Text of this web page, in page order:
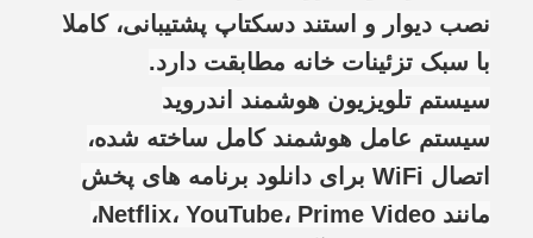
نصب دیوار و استند دسکتاپ پشتیبانی، کاملا
با سبک تزئینات خانه مطابقت دارد.
سیستم تلویزیون هوشمند اندروید
سیستم عامل هوشمند کامل ساخته شده،
اتصال WiFi برای دانلود برنامه های پخش
مانند Netflix، YouTube، Prime Video،